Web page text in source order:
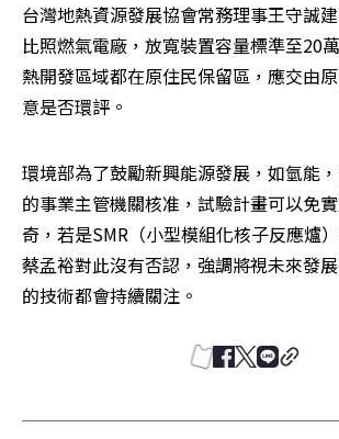
台灣地熱資源發展協會常務理事王守誠
比照燃氣電廠，放寬裝置容量標準至20
熱開發區域都在原住民保留區，應交由
意是否環評。
環境部為了鼓勵新興能源發展，如氫能
的事業主管機關核准，試驗計畫可以免
奇，若是SMR（小型模組化核子反應爐
蔡孟裕對此沒有否認，強調將視未來發
的技術都會持續關注。